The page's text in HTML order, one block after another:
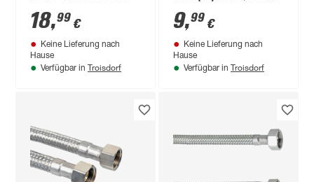
mm
18,99 €
Keine Lieferung nach
Hause
Verfügbar in Troisdorf
mm (3/8") IG x 500
mm M8
9,99 €
Keine Lieferung nach
Hause
Verfügbar in Troisdorf